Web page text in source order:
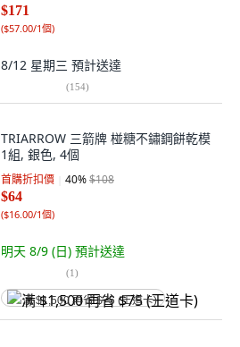
$171
($57.00/1個)
8/12 星期三 預計送達
(154)
TRIARROW 三箭牌 椪糖不鏽鋼餅乾模
1組, 銀色, 4個
首購折扣價 40%$108
$64
($16.00/1個)
明天 8/9 (日) 預計送達
(1)
满 $1,500 再省 $75 (王道卡)